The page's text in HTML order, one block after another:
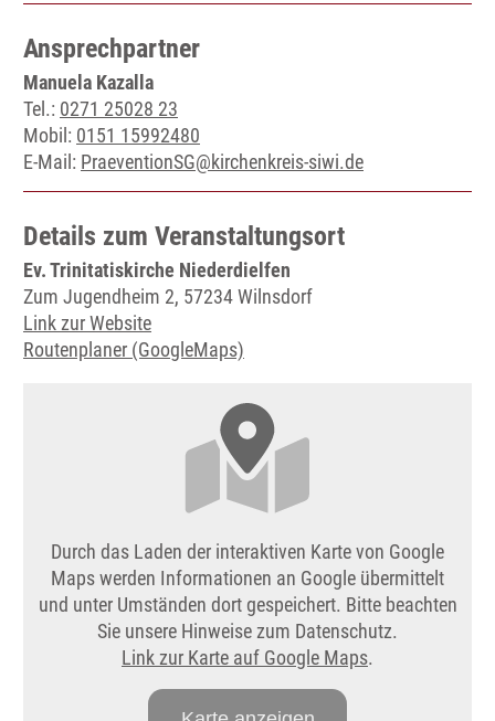
Ansprechpartner
Manuela Kazalla
Tel.: 0271 25028 23
Mobil: 0151 15992480
E-Mail: PraeventionSG@kirchenkreis-siwi.de
Details zum Veranstaltungsort
Ev. Trinitatiskirche Niederdielfen
Zum Jugendheim 2, 57234 Wilnsdorf
Link zur Website
Routenplaner (GoogleMaps)
Durch das Laden der interaktiven Karte von Google
Maps werden Informationen an Google übermittelt
und unter Umständen dort gespeichert. Bitte beachten
Sie unsere Hinweise zum Datenschutz.
Link zur Karte auf Google Maps.